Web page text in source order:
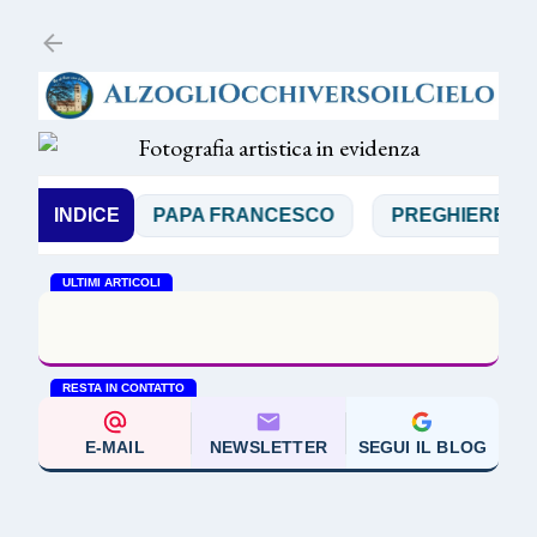
INDICEPAPA FRANCESCO PREGHIERE
ULTIMI ARTICOLI
RESTA IN CONTATTO
E-MAIL NEWSLETTER SEGUI IL BLOG